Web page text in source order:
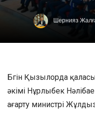
Шернияз
Бүгін Қызылорда
әкімі Нұрлыбек
ағарту министрі